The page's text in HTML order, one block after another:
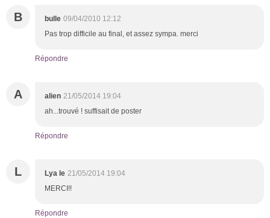
B bulle 09/04/2010 12:12
Pas trop difficile au final, et assez sympa. merci
Répondre
A alien 21/05/2014 19:04
ah...trouvé ! suffisait de poster
Répondre
L Lya le 21/05/2014 19:04
MERCI!!
Répondre